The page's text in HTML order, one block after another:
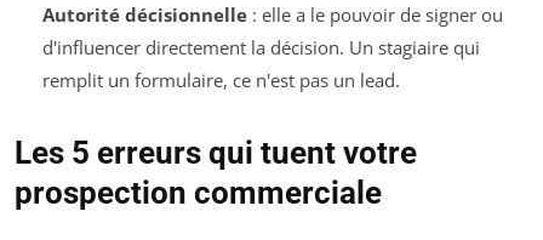
Autorité décisionnelle: elle a le pouvoir de signer ou
d'influencer directement la décision. Un stagiaire qui
remplit un formulaire, ce n'est pas un lead.
Les 5 erreurs qui tuent votre
prospection commerciale